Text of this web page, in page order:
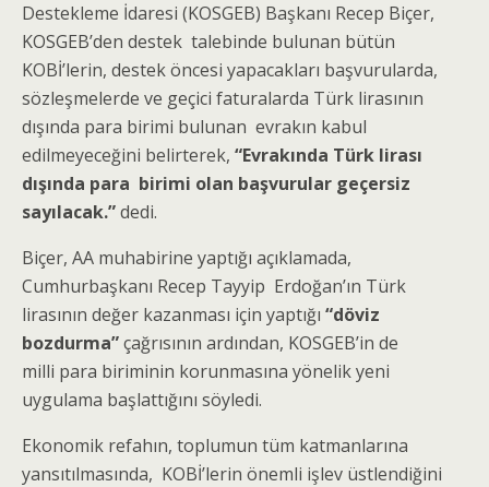
Destekleme İdaresi (KOSGEB) Başkanı Recep Biçer,
KOSGEB’den destek talebinde bulunan bütün
KOBİ’lerin, destek öncesi yapacakları başvurularda,
sözleşmelerde ve geçici faturalarda Türk lirasının
dışında para birimi bulunan evrakın kabul
edilmeyeceğini belirterek, “Evrakında Türk lirası
dışında para birimi olan başvurular geçersiz
sayılacak.”dedi.
Biçer, AA muhabirine yaptığı açıklamada,
Cumhurbaşkanı Recep Tayyip Erdoğan’ın Türk
lirasının değer kazanması için yaptığı “döviz
bozdurma”çağrısının ardından, KOSGEB’in de
milli para biriminin korunmasına yönelik yeni
uygulama başlattığını söyledi.
Ekonomik refahın, toplumun tüm katmanlarına
yansıtılmasında, KOBİ’lerin önemli işlev üstlendiğini